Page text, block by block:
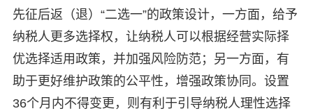
先征后返（退）“二选一”的政策设计，一方面，给予
纳税人更多选择权，让纳税人可以根据经营实际择
优选择适用政策，并加强风险防范；另一方面，有
助于更好维护政策的公平性，增强政策协同。设置
36个月内不得变更，则有利于引导纳税人理性选择